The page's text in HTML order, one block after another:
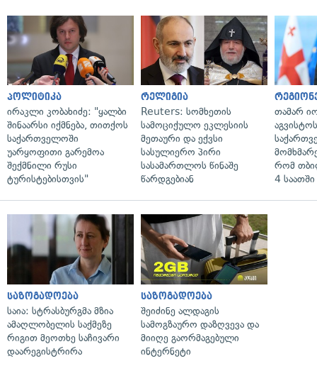
პოლიტიკა
ირაკლი კობახიძე: "ყალბი
შინაარსი იქმნება, თითქოს
საქართველოში
უარყოფითი გარემოა
შექმნილი რუსი
ტურისტებისთვის"
რელიგია
Reuters: სომხეთის
სამოციქულო ეკლესიის
მეთაური და ექვსი
სასულიერო პირი
სასამართლოს წინაშე
წარდგებიან
თამარ
რომ
4
საზოგადოება
საია: სტრასბურგმა მზია
ამაღლობელის საქმეზე
რიგით მეოთხე საჩივარი
დაარეგისტრირა
საზოგადოება
შეიძინე ალდაგის
სამოგზაურო დაზღვევა და
მიიღე გაორმაგებული
ინტერნეტი